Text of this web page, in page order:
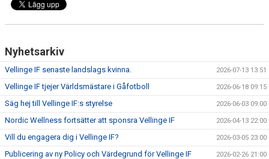
KONTAKT
Nyhetsarkiv
Vellinge IF senaste landslags kvinna. 2026-07-13 13:51
Vellinge IF tjejer Världsmästare i Gåfotboll 2026-06-18 09:15
Säg hej till Vellinge IF:s styrelse 2026-06-03 09:00
Nordic Wellness fortsätter att sponsra Vellinge IF 2026-04-13 22:00
Vill du engagera dig i Vellinge IF? 2026-03-05 23:00
Publicering av ny Policy och Värdegrund för Vellinge IF 2026-02-26 21:00